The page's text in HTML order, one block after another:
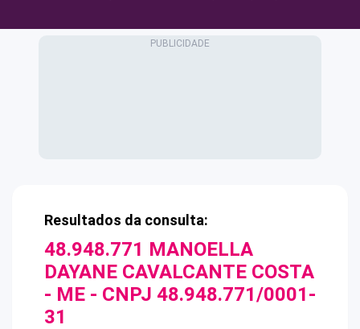
Resultados da consulta:
48.948.771 MANOELLA
DAYANE CAVALCANTE COSTA
- ME - CNPJ 48.948.771/0001-
31